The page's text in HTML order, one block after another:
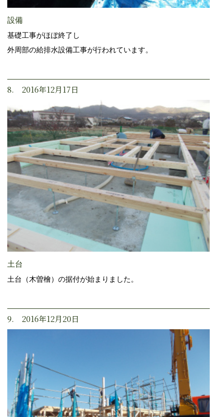
設備
基礎工事がほぼ終了し
外周部の給排水設備工事が行われています。
8. 2016年12月17日
土台
土台（木曽檜）の据付が始まりました。
9. 2016年12月20日